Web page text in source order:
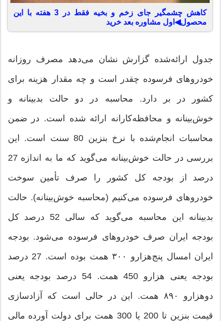
کاهش چشمگیر جای زخم و بخیه فقط در 3 هفته با این
محصول◀اول مشاوره بعد خرید
جدول ارائه‌شده گزارش نشان می‌دهد مصرف روزانه
خودروهای فرسوده چقدر است و چه مقدار هزینه برای
کشور در بر دارد. محاسبه در دو حالت بدبینانه و
خوش‌بینانه و محافظه‌کارانه ارائه شده است. در ضمن
محاسبات انجام‌شده با نرخ بنزین 80 سنت است. این
بررسی در حالت خوش‌بینانه می‌گوید که ما به اندازه 27
درصد از بودجه کل کشور را صرف تأمین سوخت
خودروهای فرسوده می‌کنیم (محاسبه خوش‌بینانه). حالت
بدبینانه این محاسبه می‌گوید که سالی 52 درصد کل
بودجه ایران صرف خودروهای فرسوده می‌شود. بودجه
ایران امسال پنج‌هزارو ۳۰۰ همت بوده است. 27 درصد
بودجه یعنی هزارو 450 همت. 54 درصد بودجه یعنی
دوهزارو ۸۹۰ همت. این در حالی است که آزادسازی
قیمت بنزین تا 200 یا 300 همت برای دولت آورده مالی